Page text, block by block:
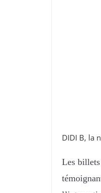
DIDI B, la
Les